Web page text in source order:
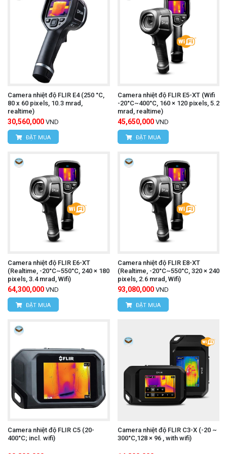
Tìm hiểu thêm: Camera nhiệt độ UNI-T UTi720E
Cách sử dụng:
Bật nguồn máy:
Nhấn nút nguồn để khởi động
máy.
Chọn chế độ đo:
Nhấn nút chức năng để chọn
chế độ đo mong muốn (đo nhiệt độ, ghi hình ảnh,
ghi video).
Hướng camera vào vật thể cần đo:Hướng
camera vào vật thể cần đo và đảm bảo khoảng
cách đo phù hợp.
Quan sát kết quả đo lường:
Màn hình LCD sẽ
hiển thị hình ảnh nhiệt và giá trị nhiệt độ của vật
Lưu trữ dữ liệu: Lưu trữ hình ảnh nhiệt, video
nhiệt hoặc dữ liệu đo lường vào bộ nhớ máy hoặc
thẻ nhớ (nếu có).
Ampe kìm UNI-T UT216C
(AC/DC 600A,True RMS)
Để mua được
camera nhiệt độ UNI-T
quý khách hãy liên hệ trực tiếp với chúng tôi:
Camera nhiệt độ FLIR E4 (250 °C,
80 x 60 pixels, 10.3 mrad,
realtime)
30,560,000 VND
ĐẶT MUA
Camera nhiệt độ FLIR E5-XT (Wifi
-20°C~400°C, 160 × 120 pixels, 5.2
mrad, realtime)
45,650,000 VND
ĐẶT MUA
Camera nhiệt độ FLIR E6-XT
(Realtime, -20°C~550°C, 240 × 180
pixels, 3.4 mrad, Wifi)
64,300,000 VND
ĐẶT MUA
Camera nhiệt độ FLIR E8-XT
(Realtime, -20°C~550°C, 320 × 240
pixels, 2.6 mrad, Wifi)
93,080,000 VND
ĐẶT MUA
Camera nhiệt độ FLIR C5 (20-
400°C; incl. wifi)
Camera nhiệt độ FLIR C3-X (-20 ~
300°C,128 × 96 , with wifi)